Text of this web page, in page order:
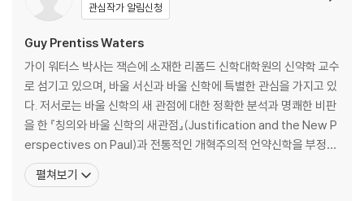
관심작가 알림신청
Guy Prentiss Waters
가이 워터스 박사는 잭슨에 소재한 리폼드 신학대학원의 신약학 교수
로 섬기고 있으며, 바울 서신과 바울 신학에 특별한 관심을 가지고 있
다. 저서로는 바울 신학의 새 관점에 대한 정확한 분석과 명쾌한 비판
을 한 『칭의와 바울 신학의 새관점』(Justification and the New P
erspectives on Paul)과 전통적인 개혁주의적 언약신학을 부정하
는 일명 ‘어번 에비뉴 신학’, ‘패더벌 비전’, ‘쉐퍼드주의’, ‘단일언약론
자들’, ‘신율법주의’ 등으로 불리는 사상과 전통적인 언약 신학을 비교
펼쳐보기